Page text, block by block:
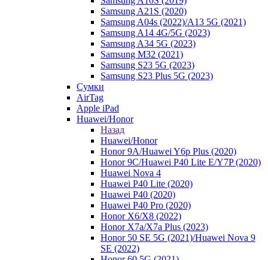
Samsung A21S (2020)
Samsung A04s (2022)/А13 5G (2021)
Samsung A14 4G/5G (2023)
Samsung A34 5G (2023)
Samsung M32 (2021)
Samsung S23 5G (2023)
Samsung S23 Plus 5G (2023)
Сумки
AirTag
Apple iPad
Huawei/Honor
Назад
Huawei/Honor
Honor 9A/Huawei Y6p Plus (2020)
Honor 9C/Huawei P40 Lite E/Y7P (2020)
Huawei Nova 4
Huawei P40 Lite (2020)
Huawei P40 (2020)
Huawei P40 Pro (2020)
Honor X6/Х8 (2022)
Honor X7a/X7a Plus (2023)
Honor 50 SE 5G (2021)/Huawei Nova 9
SE (2022)